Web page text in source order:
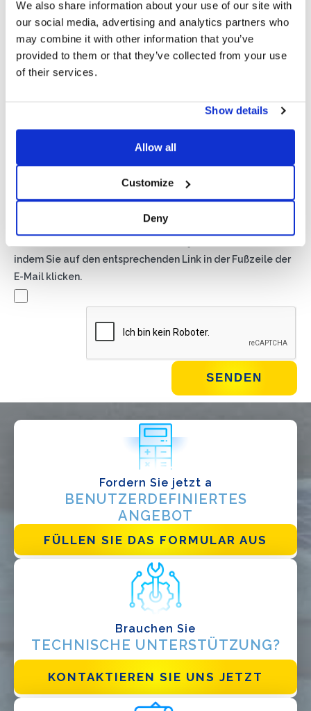
We also share information about your use of our site with
our social media, advertising and analytics partners who
may combine it with other information that you’ve
provided to them or that they’ve collected from your use
of their services.
Show details
Allow all
Customize
Deny
Privacy*
Ich genehmige die Verarbeitung meiner Daten gemäß den
Bestimmungen der Datenschutzrichtlinie
Wenn Sie dieses Kästchen ankreuzen, erklären Sie sich
Dienstleistungen von Basic S.B.R.L. per Newsletter zu
indem Sie auf den entsprechenden Link in der Fußzeile der
E-Mail klicken.
Fordern Sie jetzt a
BENUTZERDEFINIERTES
ANGEBOT
FÜLLEN SIE DAS FORMULAR AUS
Brauchen Sie
TECHNISCHE UNTERSTÜTZUNG?
KONTAKTIEREN SIE UNS JETZT
Designer
EPC
Verteiler
Andere
Ich habe dieDatenschutzbestimmungen gelesen und akzeptiere